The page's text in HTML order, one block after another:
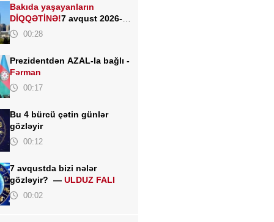
Bakıda yaşayanların
DİQQƏTİNƏ!7 avqust 2026-cı
il saat 00:00-dan etibarən...
00:28
Prezidentdən AZAL-la bağlı -
Fərman
00:17
Bu 4 bürcü çətin günlər
gözləyir
00:12
7 avqustda bizi nələr
gözləyir? —ULDUZ FALI
00:02